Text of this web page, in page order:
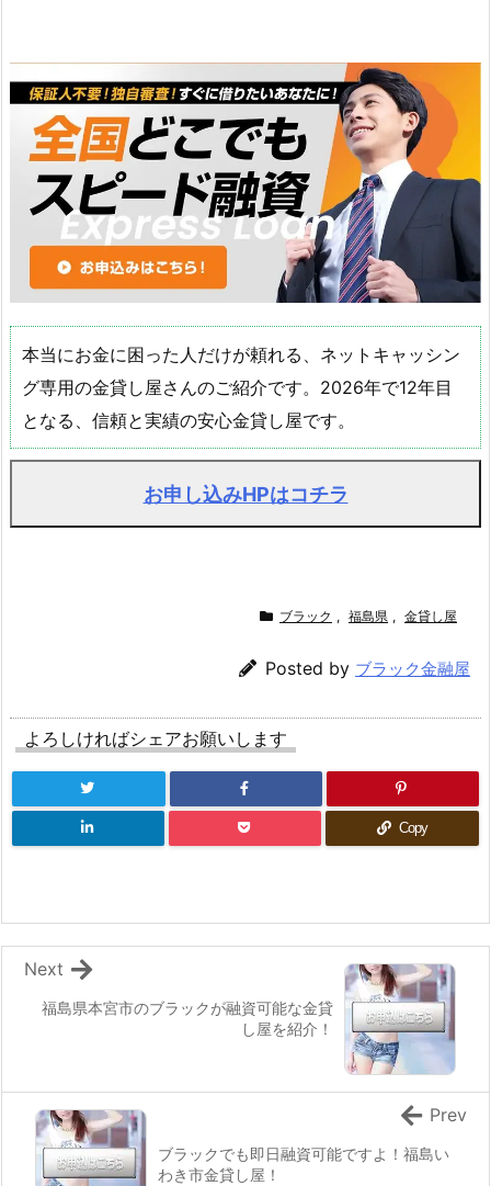
本当にお金に困った人だけが頼れる、ネットキャッシン
グ専用の金貸し屋さんのご紹介です。2026年で12年目
となる、信頼と実績の安心金貸し屋です。
お申し込みHPはコチラ
ブラック , 福島県 , 金貸し屋
Posted by ブラック金融屋
よろしければシェアお願いします
Copy
福島県本宮市のブラックが融資可能な金貸
し屋を紹介！
Next
ブラックでも即日融資可能ですよ！福島い
わき市金貸し屋！
Prev